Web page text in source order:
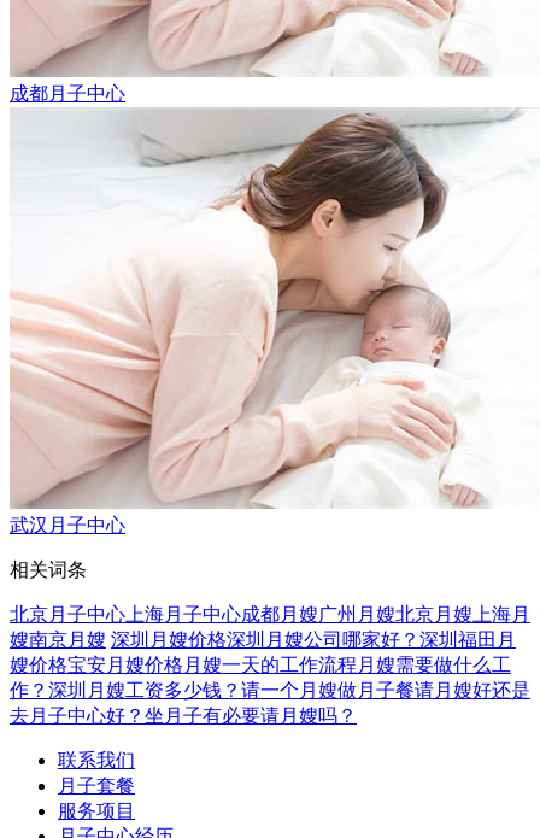
成都月子中心
武汉月子中心
相关词条
北京月子中心 上海月子中心成都月嫂广州月嫂北京月嫂 上海月
嫂南京月嫂 深圳月嫂价格深圳月嫂公司哪家好？ 深圳福田月
嫂价格宝安月嫂价格 月嫂一天的工作流程 月嫂需要做什么工
作？ 深圳月嫂工资多少钱？ 请一个月嫂做月子餐请月嫂好还是
去月子中心好？ 坐月子有必要请月嫂吗？
联系我们
月子套餐
服务项目